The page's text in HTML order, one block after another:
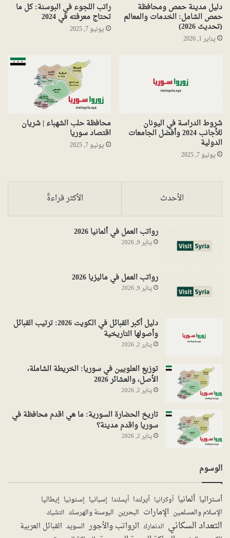
دليل مدينة حمص ومحافظة
حمص الشامل: الخدمات والمعالم
(تحديث 2026)
يناير 1, 2026
راتب اللجوء في البوسنة: كل ما
تحتاج معرفته في 2024
يونيو 7, 2025
شروط الدراسة في اليونان
للأجانب 2024 وأفضل الجامعات
الدولية
يونيو 7, 2025
محافظة حلب الشهباء | شريان
اقتصاد سوريا
يونيو 7, 2025
الأحدث الأكثر قراءةً
رواتب العمل في ألمانيا 2026
يناير 9, 2026
رواتب العمل في ماليزيا 2026
يناير 9, 2026
دليل أكبر القبائل في الكويت 2026: ترتيب القبائل
وأصولها التاريخية
يناير 2, 2026
توزيع العلويين في سوريا: الخريطة الشاملة،
الأصل، والعشائر 2026
يناير 2, 2026
تاريخ الحضارة السورية: ما هي اقدم محافظة في
سوريا واقدم مدينة؟
يناير 2, 2026
الوسوم
أستراليا ألمانيا أوكرانيا أيرلندا أيسلندا إسبانيا إستونيا إيطاليا
الإسلام والمسلمين الإمارات البحرين البوسنة والهرسك التشيك
التعداد السكاني الدنمارك الرواتب والأجور السويد القبائل العربية